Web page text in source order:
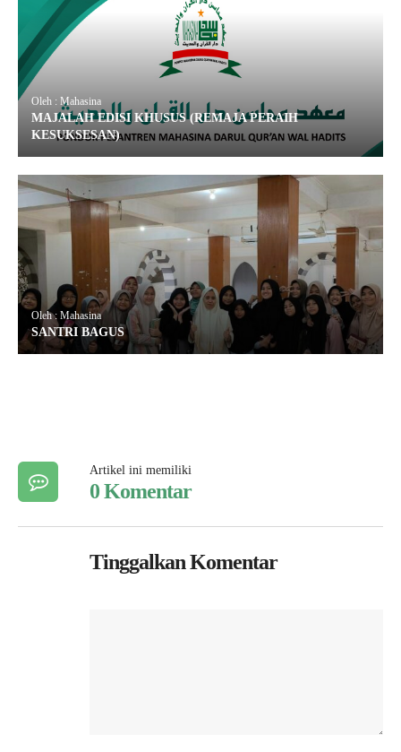
Oleh : Mahasina
MAJALAH EDISI KHUSUS (REMAJA PERAIH
KESUKSESAN)
Oleh : Mahasina
SANTRI BAGUS
Artikel ini memiliki
0 Komentar
Tinggalkan Komentar